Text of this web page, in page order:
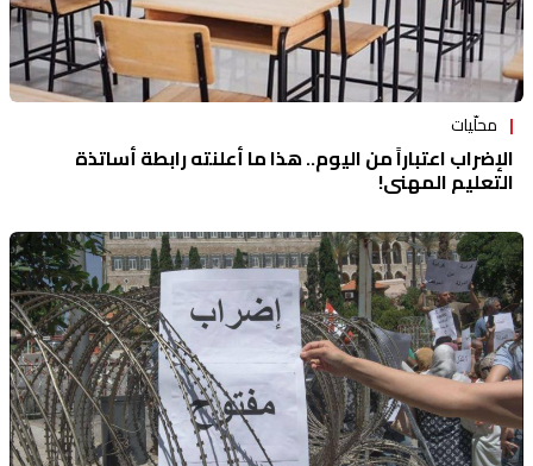
محلّيات
الإضراب اعتباراً من اليوم.. هذا ما أعلنته رابطة أساتذة
التعليم المهني!